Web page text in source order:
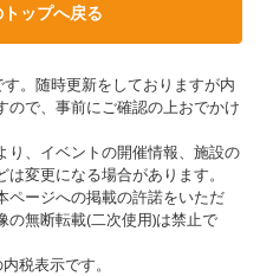
ップへ戻る
。随時更新をしておりますが内
ので、事前にご確認の上おでかけ
、イベントの開催情報、施設の
変更になる場合があります。
ージへの掲載の許諾をいただ
の無断転載(二次使用)は禁止で
税表示です。